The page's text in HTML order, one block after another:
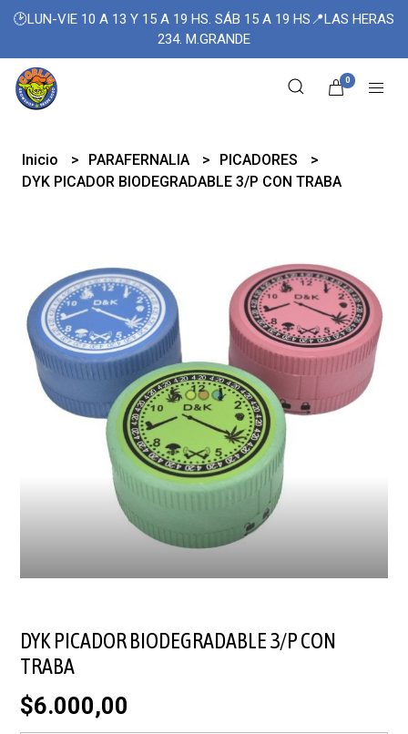
🕑LUN-VIE 10 A 13 Y 15 A 19 HS. SÁB 15 A 19 HS📍LAS HERAS
234. M.GRANDE
0
Inicio PARAFERNALIA
PICADORES
DYK PICADOR BIODEGRADABLE 3/P CON TRABA
DYK PICADOR BIODEGRADABLE 3/P CON
TRABA
$6.000,00